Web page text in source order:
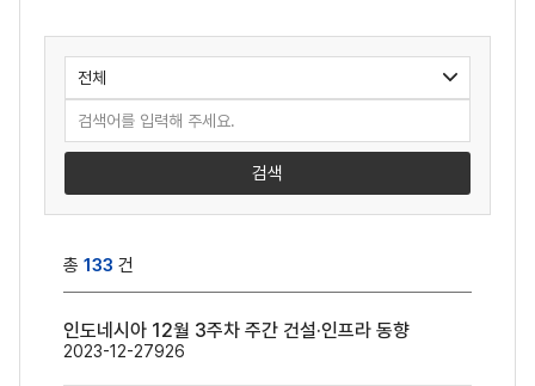
검색
총 133 건
인도네시아 12월 3주차 주간 건설·인프라 동향
2023-12-27926